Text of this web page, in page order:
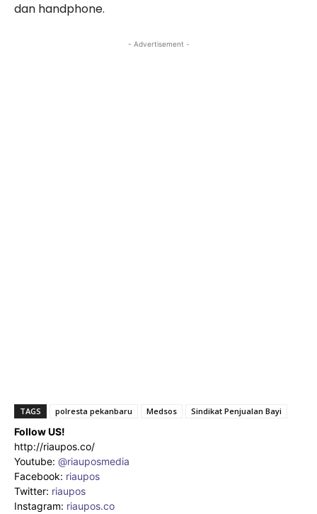
dan handphone.
- Advertisement -
TAGS polresta pekanbaru Medsos Sindikat Penjualan Bayi
Follow US!
http://riaupos.co/
Youtube: @riauposmedia
Facebook: riaupos
Twitter: riaupos
Instagram: riaupos.co